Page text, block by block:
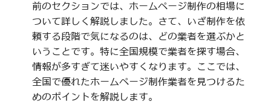
前のセクションでは、ホームページ制作の相場に
ついて詳しく解説しました。さて、いざ制作を依
頼する段階で気になるのは、どの業者を選ぶかと
いうことです。特に全国規模で業者を探す場合、
情報が多すぎて迷いやすくなります。ここでは、
全国で優れたホームページ制作業者を見つけるた
めのポイントを解説します。